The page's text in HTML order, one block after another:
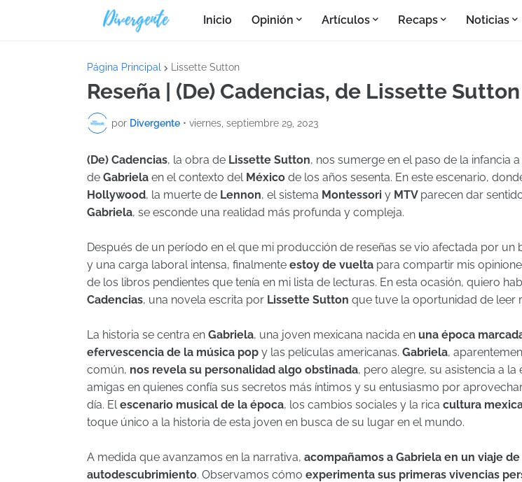
Inicio Opinión Artículos Recaps Noticias
Página Principal Lissette Sutton
Reseña | (De) Cadencias, de Lissette
por Divergente • viernes, septiembre 29, 2023
(De) Cadencias, la obra de Lissette Sutton, nos sumerge en el paso de la infancia
de Gabriela en el contexto del México de los años sesenta. En este escenario,
Hollywood, la muerte de Lennon, el sistema Montessori y MTV parecen dar
Gabriela, se esconde una realidad más profunda y compleja.
Después de un período en el que mi producción de reseñas se vio afectada por un
y una carga laboral intensa, finalmente estoy de vuelta para compartir mis
de los libros pendientes que tenía en mi lista de lecturas. En esta ocasión, quiero
Cadencias, una novela escrita por Lissette Sutton que tuve la oportunidad de leer
La historia se centra en Gabriela, una joven mexicana nacida en una época
efervescencia de la música pop y las películas americanas. Gabriela,
común, nos revela su personalidad algo obstinada, pero alegre, su asistencia a la
amigas en quienes confía sus secretos más íntimos y su entusiasmo por
día. Elescenario musical de la época, los cambios sociales y la rica cultura
toque único a la historia de esta joven en busca de su lugar en el mundo.
A medida que avanzamos en la narrativa, acompañamos a Gabriela en un viaje de
autodescubrimiento. Observamos cómo experimenta sus primeras vivencias